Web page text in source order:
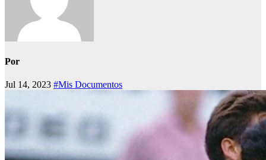
Por
Jul 14, 2023 #Mis Documentos